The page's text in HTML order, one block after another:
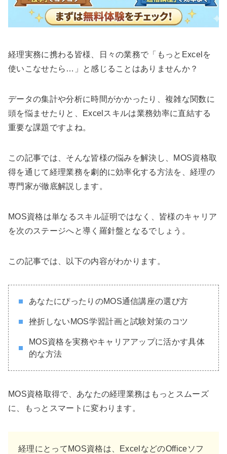
経理実務に携わる皆様、日々の業務で「もっとExcelを
使いこなせたら…」と感じることはありませんか？
データの集計や分析に時間がかかったり、複雑な関数に
頭を悩ませたりと、Excelスキルは業務効率に直結する
重要な課題ですよね。
この記事では、そんな皆様の悩みを解決し、MOS資格取
得を通じて経理業務を劇的に効率化する方法を、経理の
専門家が徹底解説します。
MOS資格は単なるスキル証明ではなく、皆様のキャリア
を次のステージへと導く羅針盤となるでしょう。
この記事では、以下の内容がわかります。
あなたにぴったりのMOS通信講座の選び方
挫折しないMOS学習計画と試験対策のコツ
MOS資格を実務やキャリアアップに活かす具体
的な方法
MOS資格取得で、あなたの経理業務はもっとスムーズ
に、もっとスマートに変わります。
経理にとってMOS資格は、ExcelなどのOfficeソフ